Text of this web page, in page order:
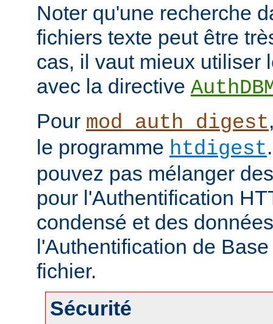
Noter qu'une recherche
fichiers texte peut être
cas, il vaut mieux utiliser
avec la directive
Pour mod_auth_digest
le programme htdigest
pouvez pas mélanger
pour l'Authentification
condensé et des
l'Authentification de
fichier.
Sécurité